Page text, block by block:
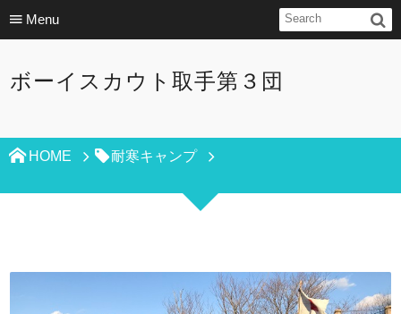
Menu
ボーイスカウト取手第３団
HOME 耐寒キャンプ